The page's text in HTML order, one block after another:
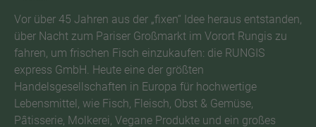
Vor über 45 Jahren aus der „fixen“ Idee heraus entstanden,
über Nacht zum Pariser Großmarkt im Vorort Rungis zu
fahren, um frischen Fisch einzukaufen: die RUNGIS
express GmbH. Heute eine der größten
Handelsgesellschaften in Europa für hochwertige
Lebensmittel, wie Fisch, Fleisch, Obst & Gemüse,
Pâtisserie, Molkerei, Vegane Produkte und ein großes